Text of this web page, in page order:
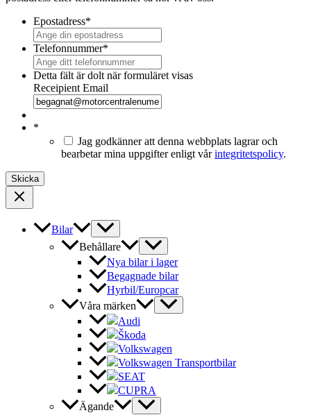
Epostadress*
Telefonnummer*
Detta fält är dolt när formuläret visas
Receipient Email
*
Jag godkänner att denna webbplats lagrar och
bearbetar mina uppgifter enligt vårintegritetspolicy.
Bilar
Behållare
Nya bilar i lager
Begagnade bilar
Hyrbil/Europcar
Våra märken
Audi
Škoda
Volkswagen
Volkswagen Transportbilar
SEAT
CUPRA
Ägande